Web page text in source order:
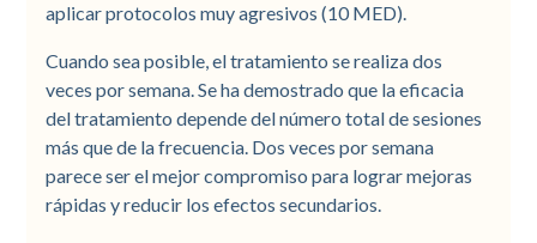
aplicar protocolos muy agresivos (10 MED).
Cuando sea posible, el tratamiento se realiza dos
veces por semana. Se ha demostrado que la eficacia
del tratamiento depende del número total de sesiones
más que de la frecuencia. Dos veces por semana
parece ser el mejor compromiso para lograr mejoras
rápidas y reducir los efectos secundarios.